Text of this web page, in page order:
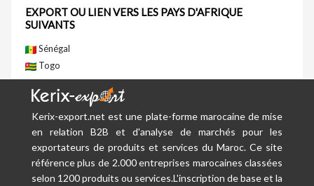
EXPORT OU LIEN VERS LES PAYS D'AFRIQUE
SUIVANTS
Sénégal
Togo
Kerix-export.net est une plate-forme marocaine de mise
en relation B2B et d'analyse de marchés pour les
exportateurs de produits et services du Maroc. Ce site
référence plus de 2.000 entreprises marocaines classées
selon 1200 produits ou services.L'inscription de base et la